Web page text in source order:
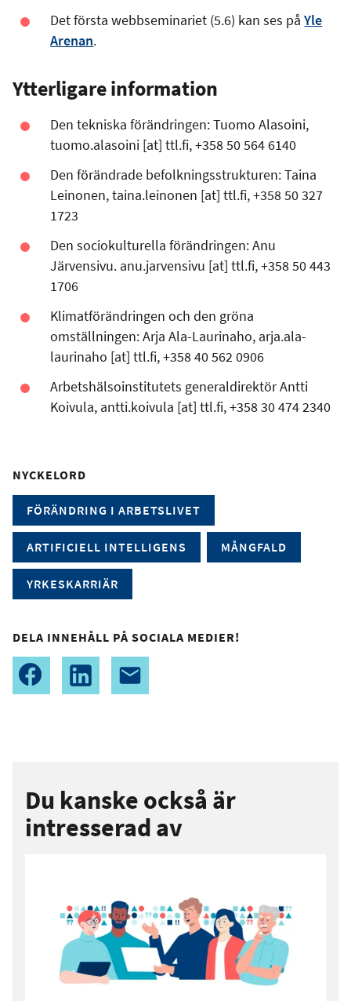
Det första webbseminariet (5.6) kan ses påYle
Arenan.
Ytterligare information
Den tekniska förändringen: Tuomo Alasoini,
tuomo.alasoini [at]ttl.fi, +358 50 564 6140
Den förändrade befolkningsstrukturen: Taina
Leinonen,taina.leinonen [at]ttl.fi, +358 50 327
1723
Den sociokulturella förändringen: Anu
Järvensivu. anu.jarvensivu [at]ttl.fi, +358 50 443
1706
Klimatförändringen och den gröna
omställningen: Arja Ala-Laurinaho, arja.ala-
laurinaho [at]ttl.fi, +358 40 562 0906
Arbetshälsoinstitutets generaldirektör Antti
Koivula, antti.koivula [at]ttl.fi, +358 30 474 2340
NYCKELORD
FÖRÄNDRING I ARBETSLIVET
ARTIFICIELL INTELLIGENS MÅNGFALD
YRKESKARRIÄR
DELA INNEHÅLL PÅ SOCIALA MEDIER!
Du kanske också är
intresserad av